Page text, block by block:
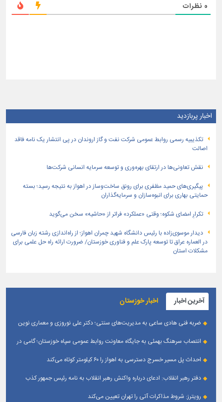
0 نظرات
اخبار پربازدید
تكذیبیه رسمی روابط عمومی شركت نفت و گاز اروندان در پی انتشار یک نامه فاقد
اصالت
نقش تعاونی‌ها در ارتقای بهره‌وری و توسعه سرمایه انسانی شرکت‌ها
پیگیری‌های حمید مظفری برای رونق ساخت‌وساز در اهواز به نتیجه رسید؛ بسته
حمایتی بهاری برای انبوه‌سازان و سرمایه‌گذاران
تکرارِ امضای شکوه؛ وقتی «عملکرد» فراتر از «حاشیه» سخن می‌گوید
دیدار موسوی‌زاده با رئیس دانشگاه شهید چمران اهواز؛ از راه‌اندازی رشته زبان فارسی
در العماره عراق تا توسعه پارک علم و فناوری خوزستان/ ضرورت ارائه راه حل علمی برای
مشکلات استان
آخرین اخبار اخبار خوزستان
ضربه فنی هادی ساعی به مدیریت‌های سنتی؛ دکتر علی نوروزی و معماری نوین
انتصاب سرهنگ بهمئی به جایگاه معاونت روابط عمومی سپاه خوزستان؛ گامی در
احداث پل مسیر خسرج دسترسی به اهواز را ۶۰ کیلومتر کوتاه می‌کند
دفتر رهبر انقلاب: ادعای درباره واکنش رهبر انقلاب به نامه رئیس جمهور کذب
رویترز: شروط مذاکرات آتی را تهران تعیین می‌کند